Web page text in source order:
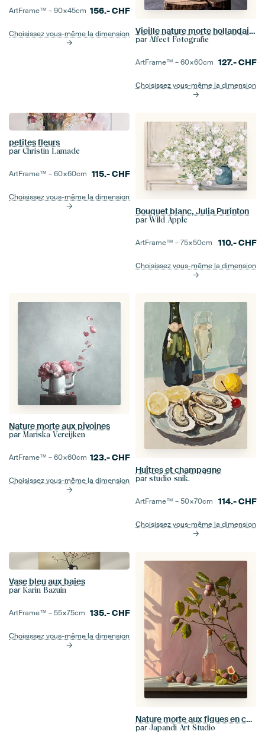
ArtFrame™ –90×45cm 156.-CHF
Choisissez vous-même la dimension Vieille nature morte hollandaise sur bois [carré].
par Affect Fotografie
ArtFrame™ –60×60cm 127.-CHF
Choisissez vous-même la dimension
petites fleurs
par Christin Lamade
ArtFrame™ –60×60cm 115.-CHF
Choisissez vous-même la dimension
Bouquet blanc, Julia Purinton
par Wild Apple
ArtFrame™ –75×50cm 110.-CHF
Choisissez vous-même la dimension
Nature morte aux pivoines
par Mariska Vereijken
ArtFrame™ –60×60cm 123.-CHF
Choisissez vous-même la dimension
Huîtres et champagne
par studio snik.
ArtFrame™ –50×70cm 114.-CHF
Choisissez vous-même la dimension
Vase bleu aux baies
par Karin Bazuin
ArtFrame™ –55×75cm 135.-CHF
Choisissez vous-même la dimension
Nature morte aux figues en couleurs douces
par Japandi Art Studio